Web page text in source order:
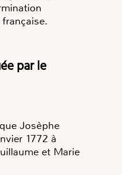
Josèphe
1772 à
et Marie